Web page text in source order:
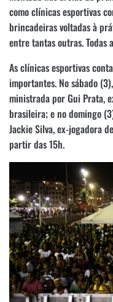
como clínicas esportivas
brincadeiras voltadas à
entre tantas outras. Todas
As clínicas esportivas
importantes. No sábado
ministrada por Gui Prata,
brasileira; e no domingo
Jackie Silva, ex-jogadora
partir das 15h.